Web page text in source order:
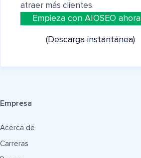
atraer más clientes.
Empieza con AIOSEO ahora
(Descarga instantánea)
Empresa
Acerca de
Carreras